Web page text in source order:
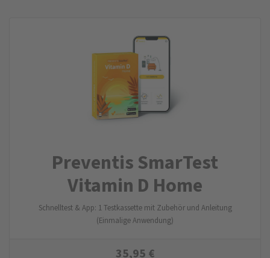
Preventis SmarTest
Vitamin D Home
Schnelltest & App: 1 Testkassette mit Zubehör und Anleitung
(Einmalige Anwendung)
35,95 €